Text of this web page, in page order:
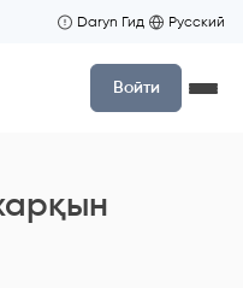
Daryn Гид Русский
Войти